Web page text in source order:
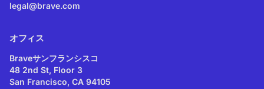
legal@brave.com
オフィス
Braveサンフランシスコ
48 2nd St, Floor 3
San Francisco, CA 94105